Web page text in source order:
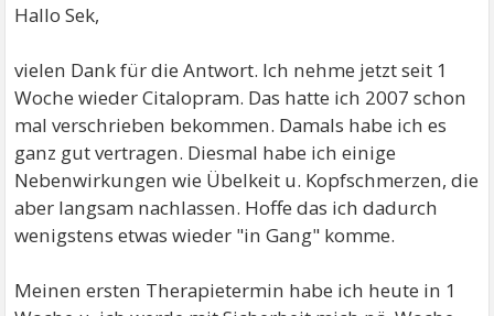
Hallo Sek,
vielen Dank für die Antwort. Ich nehme jetzt seit 1
Woche wieder Citalopram. Das hatte ich 2007 schon
mal verschrieben bekommen. Damals habe ich es
ganz gut vertragen. Diesmal habe ich einige
Nebenwirkungen wie Übelkeit u. Kopfschmerzen, die
aber langsam nachlassen. Hoffe das ich dadurch
wenigstens etwas wieder "in Gang" komme.
Meinen ersten Therapietermin habe ich heute in 1